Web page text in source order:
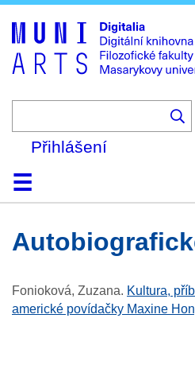
to
main
Přihlášení
DomůKolekce
Prohlížení
Vyhledávání
O platformě
Nápověda
Kontakt
Fonioková, Zuzana. Kultura,
americké povídačky Maxine